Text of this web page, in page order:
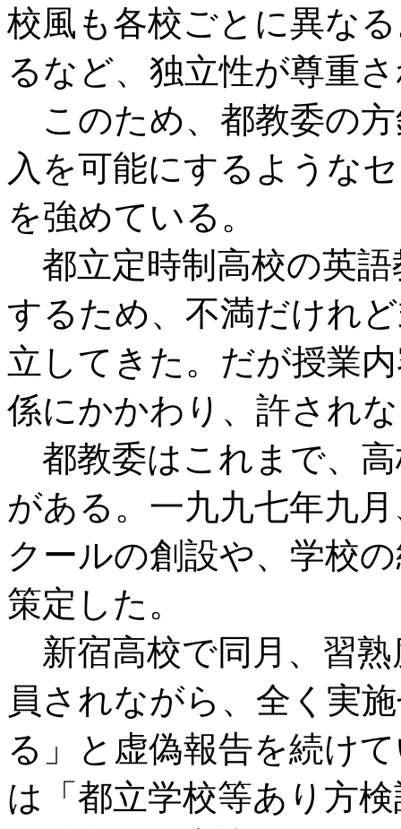
校風も各校ごとに異な
るなど、独立性が尊重
このため、都教委の
入を可能にするような
を強めている。
都立定時制高校の英語
するため、不満だけれ
立してきた。だが授業
係にかかわり、許され
都教委はこれまで、
がある。一九九七年九
クールの創設や、学校
策定した。
新宿高校で同月、習熟
員されながら、全く実
る」と虚偽報告を続け
は「都立学校等あり方